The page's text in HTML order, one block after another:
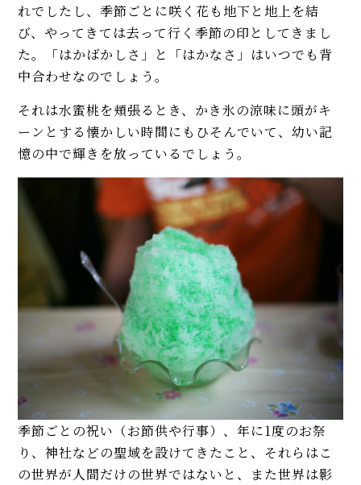
れでしたし、季節ごとに咲く花も地下と地上を結
び、やってきては去って行く季節の印としてきまし
た。「はかばかしさ」と「はかなさ」はいつでも背
中合わせなのでしょう。
それは水蜜桃を頬張るとき、かき氷の涼味に頭がキ
ーンとする懐かしい時間にもひそんでいて、幼い記
憶の中で輝きを放っているでしょう。
季節ごとの祝い（お節供や行事）、年に1度のお祭
り、神社などの聖域を設けてきたこと、それらはこ
の世界が人間だけの世界ではないと、また世界は影